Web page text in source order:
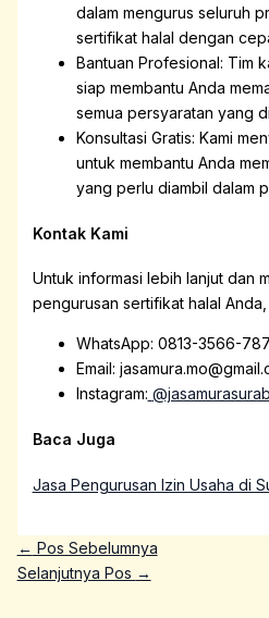
dalam mengurus seluruh
sertifikat halal dengan
Bantuan Profesional: Tim
siap membantu Anda
semua persyaratan yang
Konsultasi Gratis: Kami
untuk membantu Anda
yang perlu diambil dalam
Kontak Kami
Untuk informasi lebih lanjut dan
pengurusan sertifikat halal
WhatsApp: 0813-3566-
Email:
Instagram:
Baca Juga
Jasa Pengurusan Izin Usaha di
← Pos Sebelumnya
Selanjutnya Pos →